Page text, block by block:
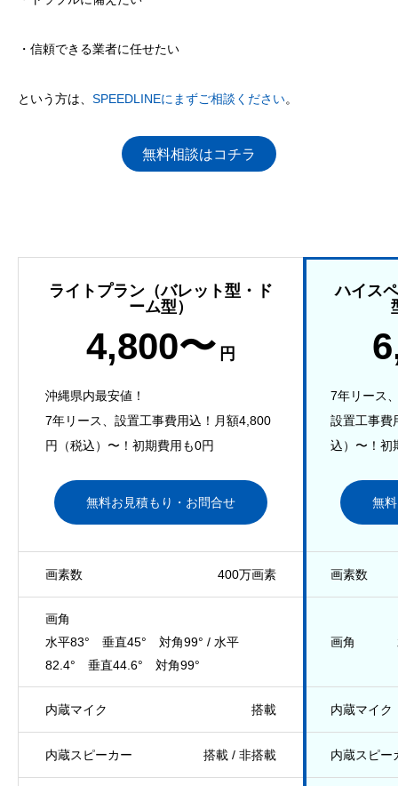
・信頼できる業者に任せたい
という方は、 SPEEDLINEにまずご相談ください。
無料相談はコチラ
ライトプラン（バレット型・ド
ーム型）
4,800〜 円
沖縄県内最安値！
7年リース、設置工事費用込！月額4,800
円（税込）〜！初期費用も0円
無料お見積もり・お問合せ
画素数 400万画素
画角
水平83° 垂直45° 対角99° / 水平
82.4° 垂直44.6° 対角99°
内蔵マイク 搭載
内蔵スピーカー 搭載 / 非搭載
ハイス
7年リース
設置工事費
込）〜！初
無
画素数
画角
内蔵マイク
内蔵スピー